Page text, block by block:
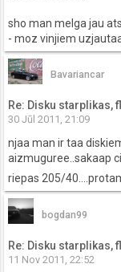
sho man melga jau
- moz vinjiem
Bavariancar
Re: Disku starplikas,
30 Jūl 2011, 21:09
njaa man ir taa
aizmuguree..sakaap
riepas 205/
bogdan99
Re: Disku starplikas,
11 Nov 2011, 22:52